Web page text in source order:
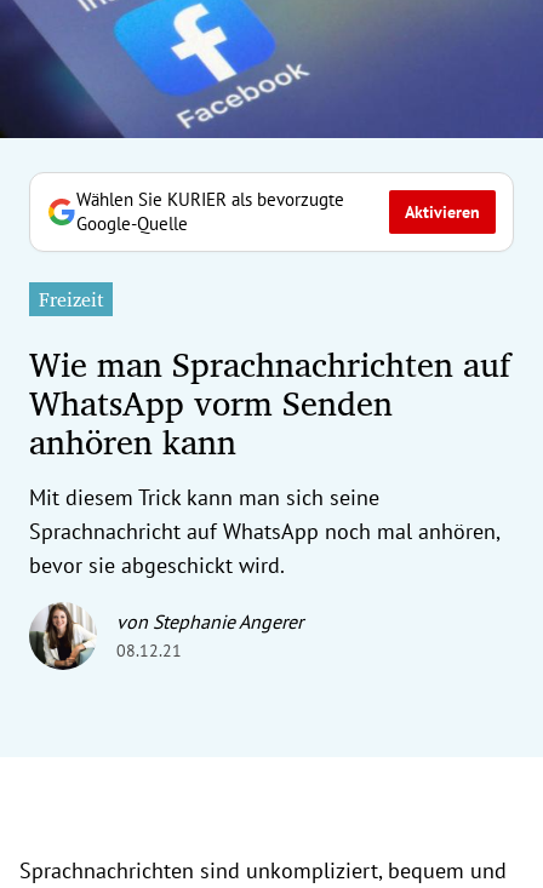
Untermenü
Untermenü
Untermenü
Untermenü
Untermenü
Untermenü
Untermenü
Untermenü
Untermenü
Wählen Sie KURIER als bevorzugte
Google-Quelle
Aktivieren
Freizeit
Wie man Sprachnachrichten auf
WhatsApp vorm Senden
anhören kann
Mit diesem Trick kann man sich seine
Sprachnachricht auf WhatsApp noch mal anhören,
bevor sie abgeschickt wird.
von Stephanie Angerer
08.12.21
Sprachnachrichten sind unkompliziert, bequem und